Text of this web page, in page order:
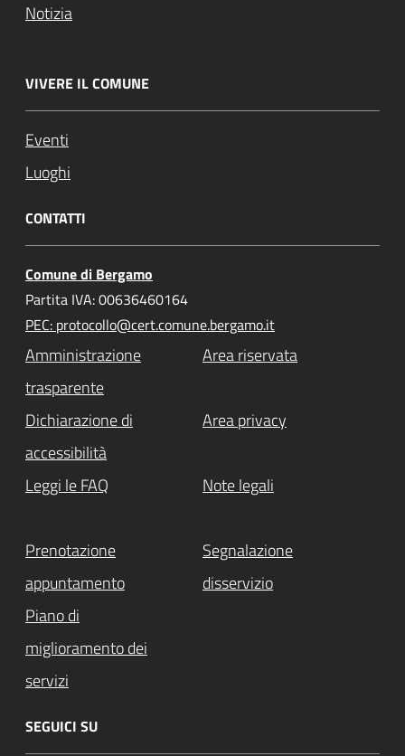
Notizia
VIVERE IL COMUNE
Eventi
Luoghi
CONTATTI
Comune di Bergamo
Partita IVA: 00636460164
PEC: protocollo@cert.comune.bergamo.it
Amministrazione
trasparente
Area riservata
Dichiarazione di
accessibilità
Area privacy
Leggi le FAQ Note legali
Prenotazione
appuntamento
Segnalazione
disservizio
Piano di
miglioramento dei
servizi
SEGUICI SU